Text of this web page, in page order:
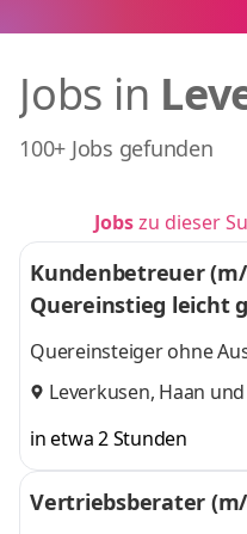
Jobs in
100+ Jobs gefunden
Jobszu dieser
Kundenbetreuer
Quereinstieg leicht
Quereinsteiger ohne
Leverkusen, Haan
in etwa 2 Stunden
Vertriebsberater